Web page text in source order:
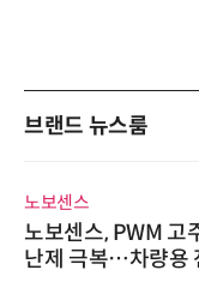
브랜드 뉴스룸
비
원